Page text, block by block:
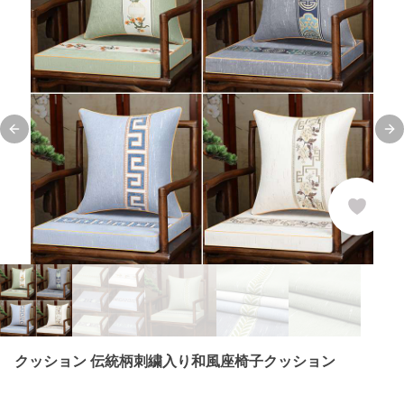
Previous slide
クッション 伝統柄刺繍入り和風座椅子クッション